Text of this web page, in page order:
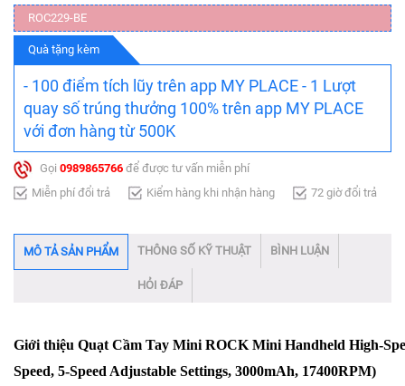
ROC229-BE
Quà tặng kèm
- 100 điểm tích lũy trên app MY PLACE - 1 Lượt
quay số trúng thưởng 100% trên app MY PLACE
với đơn hàng từ 500K
Gọi 0989865766 để được tư vấn miễn phí
Miễn phí đổi trả
Kiểm hàng khi nhận hàng 72 giờ đổi trả
MÔ TẢ SẢN PHẨM THÔNG SỐ KỸ THUẬT BÌNH LUẬN
HỎI ĐÁP
Giới thiệu Quạt Cầm Tay Mini ROCK Mini Handheld High-
Speed, 5-Speed Adjustable Settings, 3000mAh, 17400RPM)